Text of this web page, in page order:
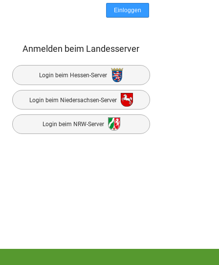
Anmelden beim Landesserver
Login beim Hessen-Server
Login beim Niedersachsen-Server
Login beim NRW-Server